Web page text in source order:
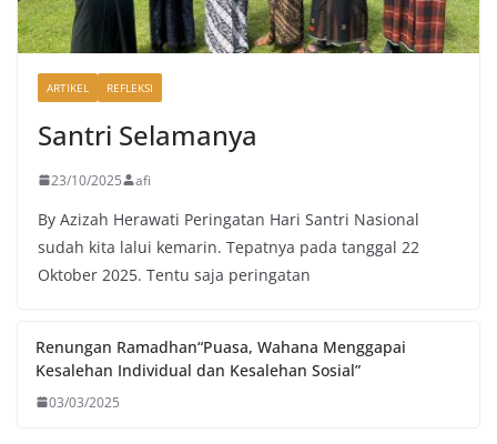
ARTIKEL REFLEKSI
Santri Selamanya
23/10/2025 afi
By Azizah Herawati Peringatan Hari Santri Nasional
sudah kita lalui kemarin. Tepatnya pada tanggal 22
Oktober 2025. Tentu saja peringatan
Renungan Ramadhan“Puasa, Wahana Menggapai
Kesalehan Individual dan Kesalehan Sosial”
03/03/2025